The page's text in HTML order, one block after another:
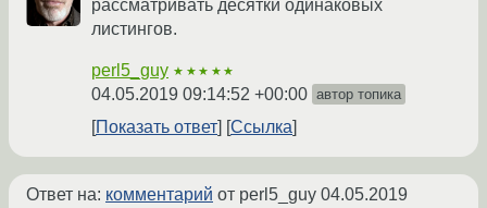
рассматривать десятки одинаковых
листингов.
perl5_guy ★★★★★
04.05.2019 09:14:52 +00:00 автор топика
Показать ответ Ссылка
Ответ на: комментарий от perl5_guy 04.05.2019